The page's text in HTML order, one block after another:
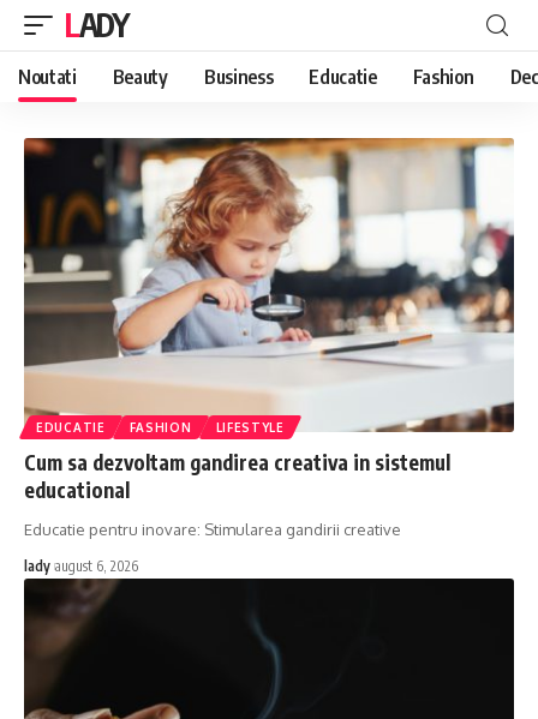
LADY
Noutati Beauty Business Educatie Fashion
EDUCATIE FASHION LIFESTYLE
Cum sa dezvoltam gandirea creativa in sistemul
educational
Educatie pentru inovare: Stimularea gandirii creative
lady august 6, 2026